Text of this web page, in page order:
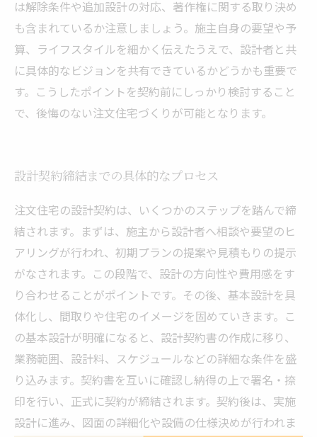
は解除条件や追加設計の対応、著作権に関する取り決め
も含まれているか注意しましょう。施主自身の要望や予
算、ライフスタイルを細かく伝えたうえで、設計者と共
に具体的なビジョンを共有できているかどうかも重要で
す。こうしたポイントを契約前にしっかり検討すること
で、後悔のない注文住宅づくりが可能となります。
設計契約締結までの具体的なプロセス
注文住宅の設計契約は、いくつかのステップを踏んで締
結されます。まずは、施主から設計者へ相談や要望のヒ
アリングが行われ、初期プランの提案や見積もりの提示
がなされます。この段階で、設計の方向性や費用感をす
り合わせることがポイントです。その後、基本設計を具
体化し、間取りや住宅のイメージを固めていきます。こ
の基本設計が明確になると、設計契約書の作成に移り、
業務範囲、設計料、スケジュールなどの詳細な条件を盛
り込みます。契約書を互いに確認し納得の上で署名・捺
印を行い、正式に契約が締結されます。契約後は、実施
設計に進み、図面の詳細化や設備の仕様決めが行われま